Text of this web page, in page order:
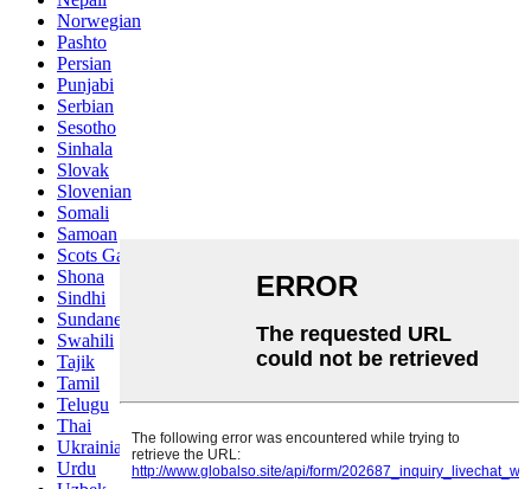
Norwegian
Pashto
Persian
Punjabi
Serbian
Sesotho
Sinhala
Slovak
Slovenian
Somali
Samoan
Scots Gaelic
Shona
Sindhi
Sundanese
Swahili
Tajik
Tamil
Telugu
Thai
Ukrainian
Urdu